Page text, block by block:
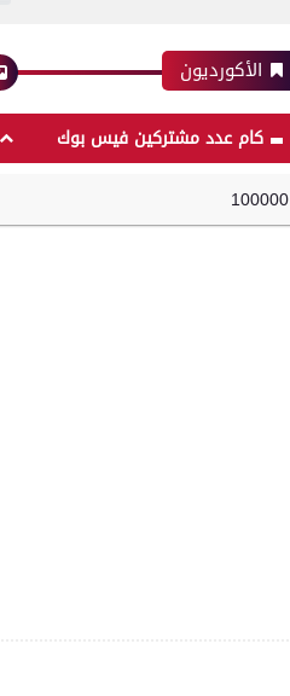
الأكورديون
كام عدد مشتركين فيس بوك
100000